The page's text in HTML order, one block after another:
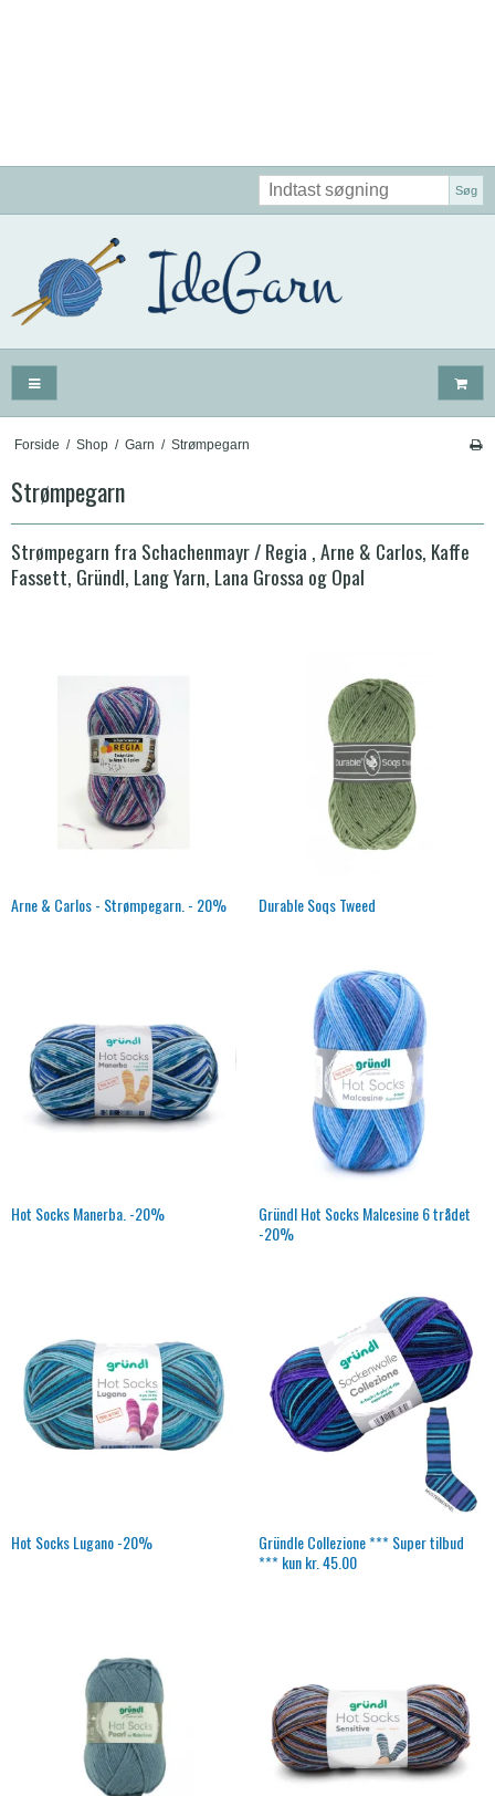
Søg
Forside / Shop / Garn / Strømpegarn
Strømpegarn
Strømpegarn fra Schachenmayr / Regia , Arne & Carlos, Kaffe
Fassett, Gründl, Lang Yarn, Lana Grossa og Opal
Arne & Carlos - Strømpegarn. - 20% Durable Soqs Tweed
Hot Socks Manerba. -20%
Gründl Hot Socks Malcesine 6 trådet
-20%
Hot Socks Lugano -20%
Gründle Collezione *** Super tilbud
*** kun kr. 45.00